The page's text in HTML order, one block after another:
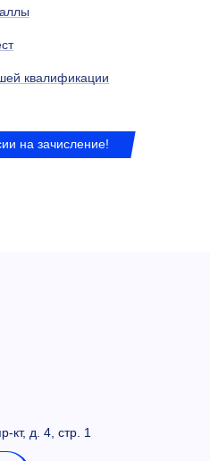
квалификации
на зачисление!
кт, д. 4, стр. 1